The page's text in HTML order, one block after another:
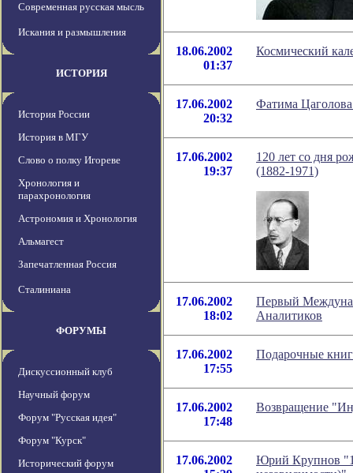
Современная русская мысль
Искания и размышления
ИСТОРИЯ
История России
История в МГУ
Слово о полку Игореве
Хронология и
парахронология
Астрономия и Хронология
Альмагест
Запечатленная Россия
Сталиниана
ФОРУМЫ
Дискуссионный клуб
Научный форум
Форум "Русская идея"
Форум "Курск"
Исторический форум
18.06.2002
01:37
Космический
17.06.2002
20:32
Фатима
17.06.2002
19:37
120 лет со дня
(1882-1971)
17.06.2002
18:02
Первый
Аналитиков
17.06.2002
17:55
Подарочные
17.06.2002
17:48
Возвращение
17.06.2002
Юрий Крупнов